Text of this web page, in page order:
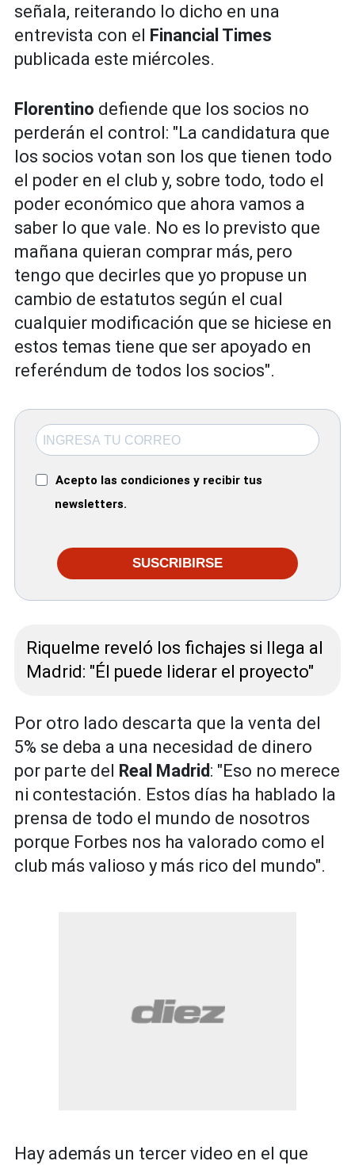
señala, reiterando lo dicho en una
entrevista con el
Financial Times
publicada este miércoles.
Florentino defiende que los socios no
perderán el control: "La candidatura que
los socios votan son los que tienen todo
el poder en el club y, sobre todo, todo el
poder económico que ahora vamos a
saber lo que vale. No es lo previsto que
mañana quieran comprar más, pero
tengo que decirles que yo propuse un
cambio de estatutos según el cual
cualquier modificación que se hiciese en
estos temas tiene que ser apoyado en
referéndum de todos los socios".
Acepto las condiciones y recibir tus
newsletters.
SUSCRIBIRSE
Riquelme reveló los fichajes si llega al
Madrid: "Él puede liderar el proyecto"
Por otro lado descarta que la venta del
5% se deba a una necesidad de dinero
por parte del
Real Madrid: "Eso no merece
ni contestación. Estos días ha hablado la
prensa de todo el mundo de nosotros
porque Forbes nos ha valorado como el
club más valioso y más rico del mundo".
Hay además un tercer video en el que